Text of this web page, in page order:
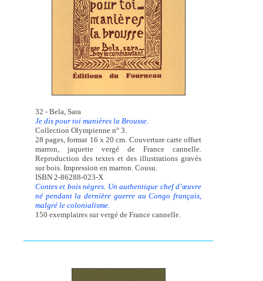
32 - Bela, Sara
Je dis pour toi manières la Brousse.
Collection Olympienne n° 3.
28 pages, format 16 x 20 cm. Couverture carte offset
marron, jaquette vergé de France cannelle.
Reproduction des textes et des illustrations gravés
sur bois. Impression en marron. Cousu.
ISBN 2-86288-023-X
Contes et bois nègres. Un authentique chef d’œuvre
né pendant la dernière guerre au Congo français,
malgré le colonialisme.
150 exemplaires sur vergé de France cannelle.